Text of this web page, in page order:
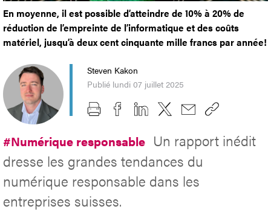
En moyenne, il est possible d’atteindre de 10% à 20% de
réduction de l’empreinte de l’informatique et des coûts
matériel, jusqu’à deux cent cinquante mille francs par année!
Steven Kakon
Publié lundi 07 juillet 2025
#Numérique responsable Un rapport inédit
dresse les grandes tendances du
numérique responsable dans les
entreprises suisses.